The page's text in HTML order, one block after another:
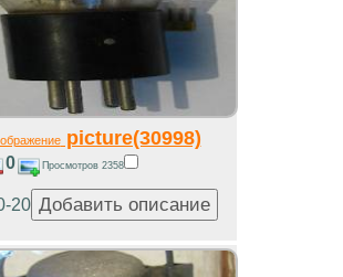
picture(30998)
0 Просмотров 2358
20